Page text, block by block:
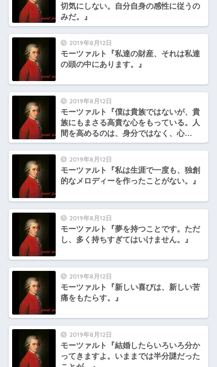
切気にしない。自分自身の感性に従うの
みだ。』
2019年8月12日
モーツァルト『私達の財産、それは私達
の頭の中にあります。』
2019年8月12日
モーツァルト『僕は貴族ではないが、貴
族にもまさる高貴な心をもっている。人
間を高めるのは、身分ではなく、心
だ。』
2019年8月12日
モーツァルト『私は生涯で一度も、独創
的なメロディーを作ったことがない。』
2019年8月12日
モーツァルト『夢を持つことです。ただ
し、多く持ちすぎてはいけません。』
2019年8月12日
モーツァルト『新しい喜びは、新しい苦
痛をもたらす。』
2019年8月12日
モーツァルト『結婚したらいろいろ分か
ってきますよ。いままでは半分謎だった